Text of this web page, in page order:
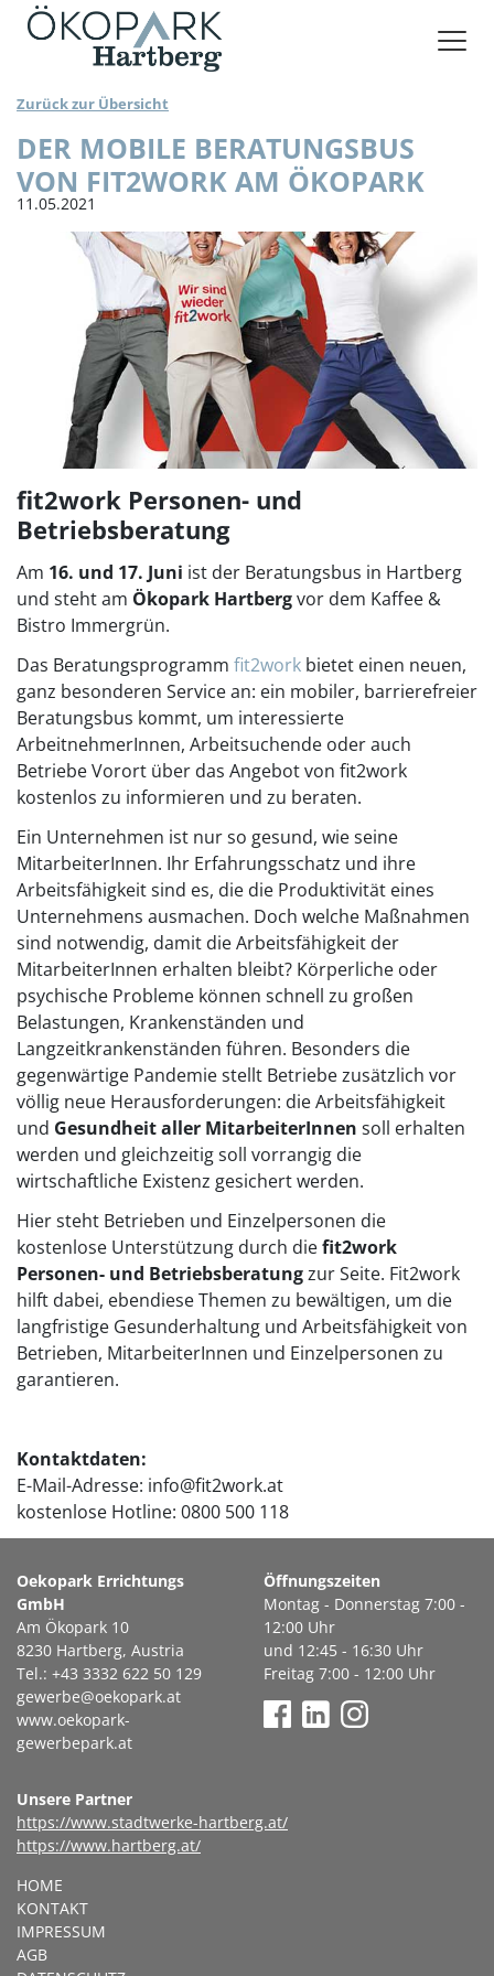
VERANSTALTUNGSRÄUME BUCHEN
Zurück zur Übersicht
DER MOBILE BERATUNGSBUS
VON FIT2WORK AM ÖKOPARK
11.05.2021
fit2work Personen- und
Betriebsberatung
Am 16. und 17. Juni ist der Beratungsbus in Hartberg
und steht am Ökopark Hartbergvor dem Kaffee &
Bistro Immergrün.
Das Beratungsprogramm fit2work bietet einen neuen,
ganz besonderen Service an: ein mobiler, barrierefreier
Beratungsbus kommt, um interessierte
ArbeitnehmerInnen, Arbeitsuchende oder auch
Betriebe Vorort über das Angebot von fit2work
kostenlos zu informieren und zu beraten.
Ein Unternehmen ist nur so gesund, wie seine
MitarbeiterInnen. Ihr Erfahrungsschatz und ihre
Arbeitsfähigkeit sind es, die die Produktivität eines
Unternehmens ausmachen. Doch welche Maßnahmen
sind notwendig, damit die Arbeitsfähigkeit der
MitarbeiterInnen erhalten bleibt? Körperliche oder
psychische Probleme können schnell zu großen
Belastungen, Krankenständen und
Langzeitkrankenständen führen. Besonders die
gegenwärtige Pandemie stellt Betriebe zusätzlich vor
völlig neue Herausforderungen: die Arbeitsfähigkeit
und Gesundheit aller MitarbeiterInnen soll erhalten
werden und gleichzeitig soll vorrangig die
wirtschaftliche Existenz gesichert werden.
Hier steht Betrieben und Einzelpersonen die
kostenlose Unterstützung durch diefit2work
Personen- und Betriebsberatungzur Seite. Fit2work
hilft dabei, ebendiese Themen zu bewältigen, um die
langfristige Gesunderhaltung und Arbeitsfähigkeit von
Betrieben, MitarbeiterInnen und Einzelpersonen zu
garantieren.
Kontaktdaten:
E-Mail-Adresse: info@fit2work.at
kostenlose Hotline: 0800 500 118
Oekopark Errichtungs
GmbH
Am Ökopark 10
8230 Hartberg, Austria
Tel.: +43 3332 622 50 129
gewerbe@oekopark.at
www.oekopark-
gewerbepark.at
Öffnungszeiten
Montag - Donnerstag 7:00 -
12:00 Uhr
und 12:45 - 16:30 Uhr
Freitag 7:00 - 12:00 Uhr
Unsere Partner
https://www.stadtwerke-hartberg.at/
https://www.hartberg.at/
HOME
KONTAKT
IMPRESSUM
AGB